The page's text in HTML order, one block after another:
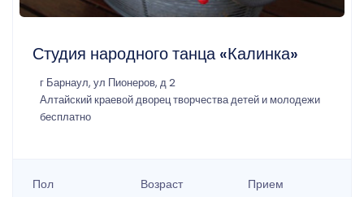
Студия народного танца «Калинка»
г Барнаул, ул Пионеров, д 2
Алтайский краевой дворец творчества детей и молодежи
бесплатно
Пол Возраст Прием